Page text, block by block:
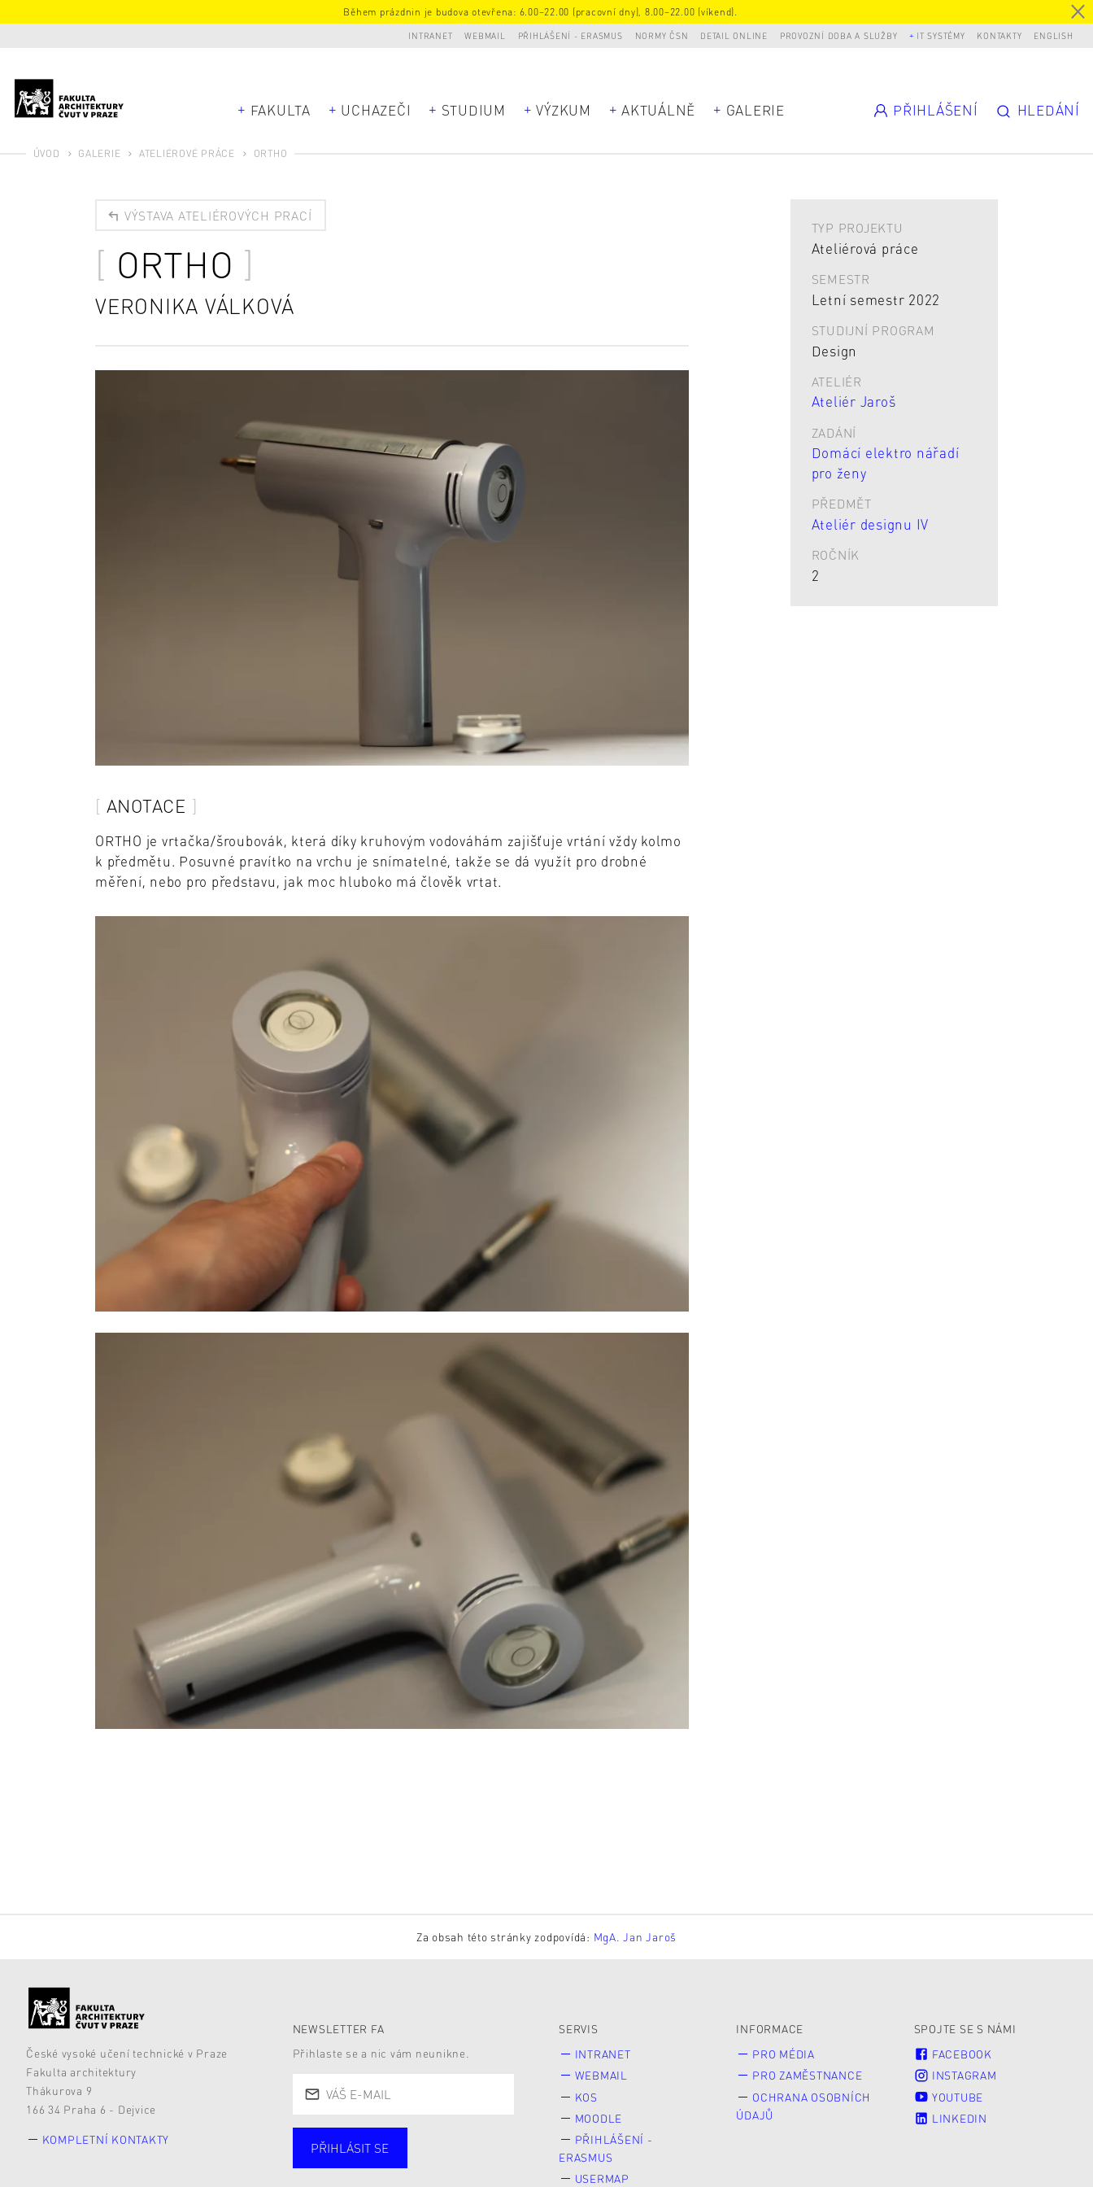
Během prázdnin je budova otevřena: 6.00–22.00 (pracovní dny), 8.00–22.00 (víkend).
INTRANET WEBMAIL PŘIHLÁŠENÍ - ERASMUS NORMY ČSN DETAIL ONLINE PROVOZNÍ DOBA A SLUŽBY IT SYSTÉMY KONTAKTY ENGLISH
FAKULTA UCHAZEČI STUDIUM VÝZKUM AKTUÁLNĚ GALERIE PŘIHLÁŠENÍ HLEDÁNÍ
ÚVOD GALERIE ATELIÉROVÉ PRÁCE ORTHO
VÝSTAVA ATELIÉROVÝCH PRACÍ
ORTHO
VERONIKA VÁLKOVÁ
ANOTACE
ORTHO je vrtačka/šroubovák, která díky kruhovým vodováhám zajišťuje vrtání vždy kolmo
k předmětu. Posuvné pravítko na vrchu je snímatelné, takže se dá využít pro drobné
měření, nebo pro představu, jak moc hluboko má člověk vrtat.
TYP PROJEKTU
Ateliérová práce
SEMESTR
Letní semestr 2022
STUDIJNÍ PROGRAM
Design
ATELIÉR
Ateliér Jaroš
ZADÁNÍ
Domácí elektro nářadí
pro ženy
PŘEDMĚT
Ateliér designu IV
ROČNÍK
2
Za obsah této stránky zodpovídá: MgA. Jan Jaroš
České vysoké učení technické v Praze
Fakulta architektury
Thákurova 9
166 34 Praha 6 - Dejvice
KOMPLETNÍ KONTAKTY
NEWSLETTER FA
Přihlaste se a nic vám neunikne.
Studující
PŘIHLÁSIT SE
SERVIS
INTRANET
WEBMAIL
KOS
MOODLE
PŘIHLÁŠENÍ -
ERASMUS
USERMAP
INFORMACE
PRO MÉDIA
PRO ZAMĚSTNANCE
OCHRANA OSOBNÍCH
ÚDAJŮ
SPOJTE SE S NÁMI
FACEBOOK
INSTAGRAM
YOUTUBE
LINKEDIN